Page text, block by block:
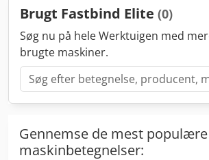
Brugt Fastbind Elite (0)
Søg nu på hele Werktuigen med
brugte maskiner.
Gennemse de mest populære
maskinbetegnelser: